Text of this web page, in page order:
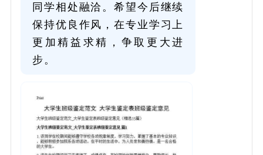
同学相处融洽。希望今后继续
保持优良作风，在专业学习上
更加精益求精，争取更大进
步。